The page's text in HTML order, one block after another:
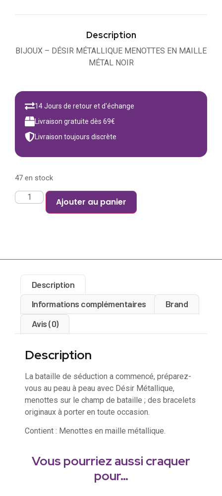
Description
BIJOUX – DÉSIR MÉTALLIQUE MENOTTES EN MAILLE
MÉTAL NOIR
14 Jours de retour et d'échange
Livraison gratuite dès 69€
Livraison toujours discrète
47 en stock
Ajouter au panier
Description
Informations complémentaires
Brand
Avis (0)
Description
La bataille de séduction a commencé, préparez-
vous au peau à peau avec Désir Métallique,
menottes sur le champ de bataille ; des bracelets
originaux à porter en toute occasion.
Contient : Menottes en maille métallique.
Vous pourriez aussi craquer
pour…